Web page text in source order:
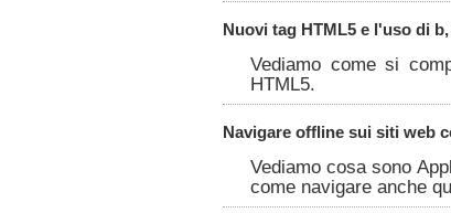
Nuovi tag HTML5 e l'uso di
Vediamo come si
HTML5.
Navigare offline sui siti web
Vediamo cosa sono
come navigare anche